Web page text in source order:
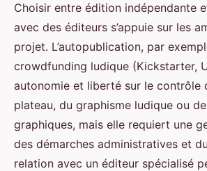
Choisir entre édition indépendante
avec des éditeurs s’appuie sur les
projet. L’autopublication, par
crowdfunding ludique (Kickstarter,
autonomie et liberté sur le contrôle
plateau, du graphisme ludique ou
graphiques, mais elle requiert une
des démarches administratives et
relation avec un éditeur spécialisé